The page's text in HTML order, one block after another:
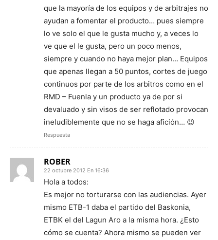
que la mayoría de los equipos y de arbitrajes no
ayudan a fomentar el producto… pues siempre
lo ve solo el que le gusta mucho y, a veces lo
ve que el le gusta, pero un poco menos,
siempre y cuando no haya mejor plan… Equipos
que apenas llegan a 50 puntos, cortes de juego
continuos por parte de los arbitros como en el
RMD – Fuenla y un producto ya de por si
devaluado y sin visos de ser reflotado provocan
ineludiblemente que no se haga afición… 😉
Respuesta
ROBER
22 octubre 2012 En 16:36
Hola a todos:
Es mejor no torturarse con las audiencias. Ayer
mismo ETB-1 daba el partido del Baskonia,
ETBK el del Lagun Aro a la misma hora. ¿Esto
cómo se cuenta? Ahora mismo se pueden ver